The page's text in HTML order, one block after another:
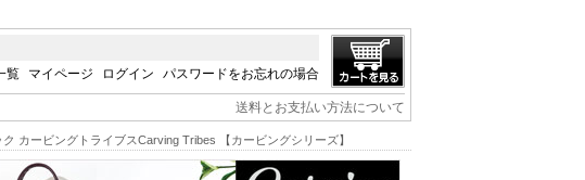
覧 マイページ ログイン パスワードをお忘れの場合
送料とお支払い方法について
カービングトライブスCarving Tribes 【カービングシリーズ】